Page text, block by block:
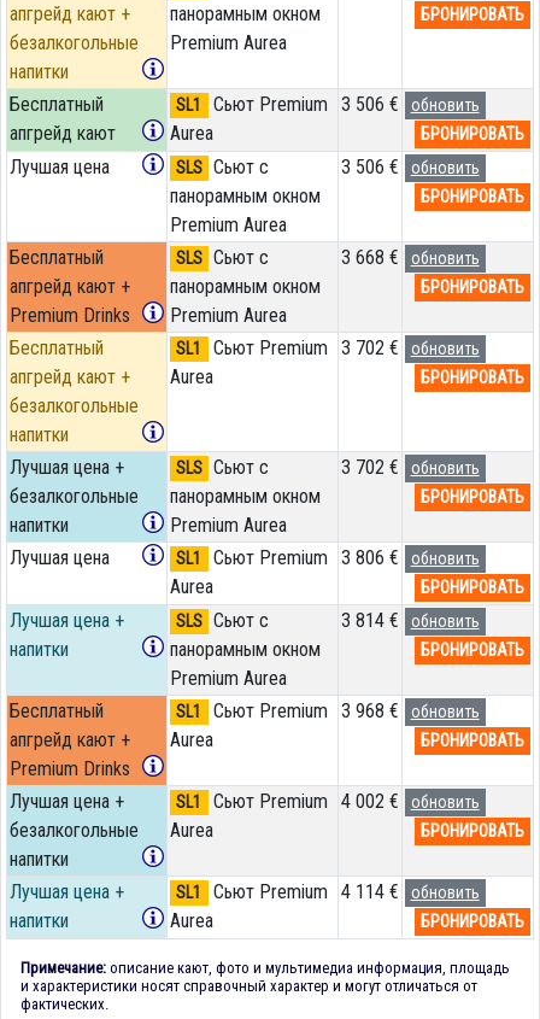
апгрейд кают +
безалкогольные
напитки
панорамным окном
Premium Aurea
БРОНИРОВАТЬ
Бесплатный
апгрейд кают
SL1
Сьют Premium
Aurea
3 506 €
обновить
БРОНИРОВАТЬ
Лучшая цена SLS Сьют с
панорамным окном
Premium Aurea
3 506 €
обновить
БРОНИРОВАТЬ
Бесплатный
апгрейд кают +
Premium Drinks
SLS Сьют с
панорамным окном
Premium Aurea
3 668 €
обновить
БРОНИРОВАТЬ
Бесплатный
апгрейд кают +
безалкогольные
напитки
SL1
Сьют Premium
Aurea
3 702 €
обновить
БРОНИРОВАТЬ
Лучшая цена +
безалкогольные
напитки
SLS Сьют с
панорамным окном
Premium Aurea
3 702 €
обновить
БРОНИРОВАТЬ
Лучшая цена SL1
Сьют Premium
Aurea
3 806 €
обновить
БРОНИРОВАТЬ
Лучшая цена +
напитки
SLS Сьют с
панорамным окном
Premium Aurea
3 814 €
обновить
БРОНИРОВАТЬ
Бесплатный
апгрейд кают +
Premium Drinks
SL1
Сьют Premium
Aurea
3 968 €
обновить
БРОНИРОВАТЬ
Лучшая цена +
безалкогольные
напитки
SL1
Сьют Premium
Aurea
4 002 €
обновить
БРОНИРОВАТЬ
Лучшая цена +
напитки
SL1
Сьют Premium
Aurea
4 114 €
обновить
БРОНИРОВАТЬ
Примечание: описание кают, фото и мультимедиа информация, площадь
и характеристики носят справочный характер и могут отличаться от
фактических.